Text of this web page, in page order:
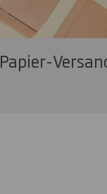
Papier-